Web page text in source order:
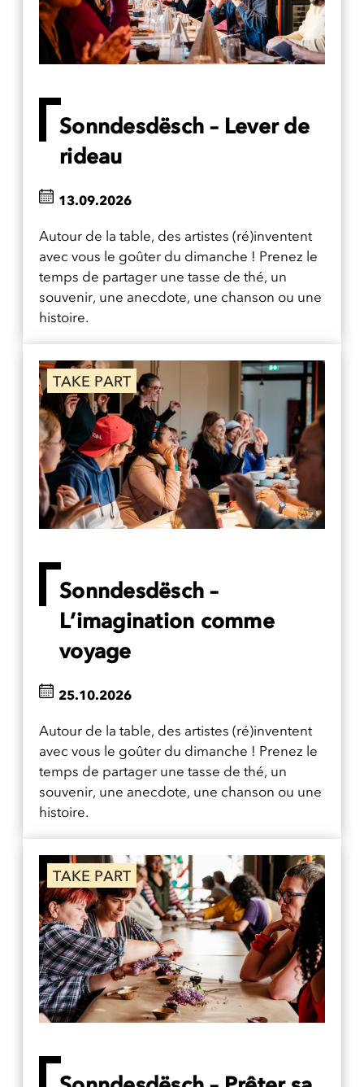
Sonndesdësch – Lever de
rideau
Autour de la table, des artistes (ré)inventent
avec vous le goûter du dimanche ! Prenez le
temps de partager une tasse de thé, un
souvenir, une anecdote, une chanson ou une
histoire.
13.09.2026
TAKE PART
Sonndesdësch –
L’imagination comme
voyage
Autour de la table, des artistes (ré)inventent
avec vous le goûter du dimanche ! Prenez le
temps de partager une tasse de thé, un
souvenir, une anecdote, une chanson ou une
histoire.
25.10.2026
TAKE PART